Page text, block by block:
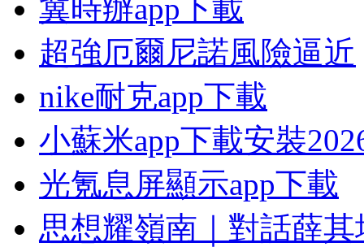
冀時辦app下載
超強厄爾尼諾風險逼近
nike耐克app下載
小蘇米app下載安裝
光氪息屏顯示app下載
思想耀嶺南｜對話薛